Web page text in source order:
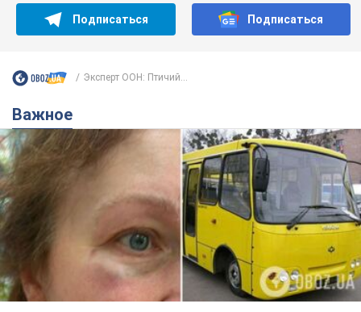
Подписаться Подписаться
Эксперт ООН: Птичий...
Важное